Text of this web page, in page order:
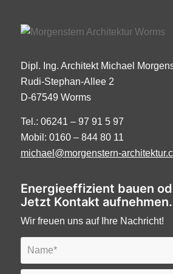
Dipl. Ing. Architekt Michael
Rudi-Stephan-Allee 2
D-67549 Worms
Tel.: 06241 – 97 91 5 97
Mobil: 0160 – 844 80 11
michael@morgenstern-
Energieeffizient bauen
Jetzt Kontakt aufnehmen.
Wir freuen uns auf Ihre Nachricht!